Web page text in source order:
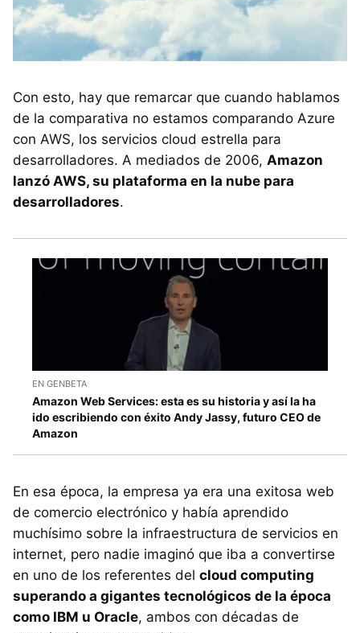
Con esto, hay que remarcar que cuando hablamos
de la comparativa no estamos comparando Azure
con AWS, los servicios cloud estrella para
desarrolladores. A mediados de 2006, Amazon
lanzó AWS, su plataforma en la nube para
desarrolladores.
EN GENBETA
Amazon Web Services: esta es su historia y así la ha
ido escribiendo con éxito Andy Jassy, futuro CEO de
Amazon
En esa época, la empresa ya era una exitosa web
de comercio electrónico y había aprendido
muchísimo sobre la infraestructura de servicios en
internet, pero nadie imaginó que iba a convertirse
en uno de los referentes del cloud computing
superando a gigantes tecnológicos de la época
como IBM u Oracle, ambos con décadas de